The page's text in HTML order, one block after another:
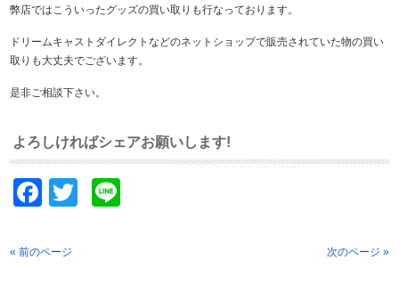
弊店ではこういったグッズの買い取りも行なっております。
ドリームキャストダイレクトなどのネットショップで販売されていた物の買い
取りも大丈夫でございます。
是非ご相談下さい。
よろしければシェアお願いします!
Facebook
Twitter
« 前のページ 次のページ »